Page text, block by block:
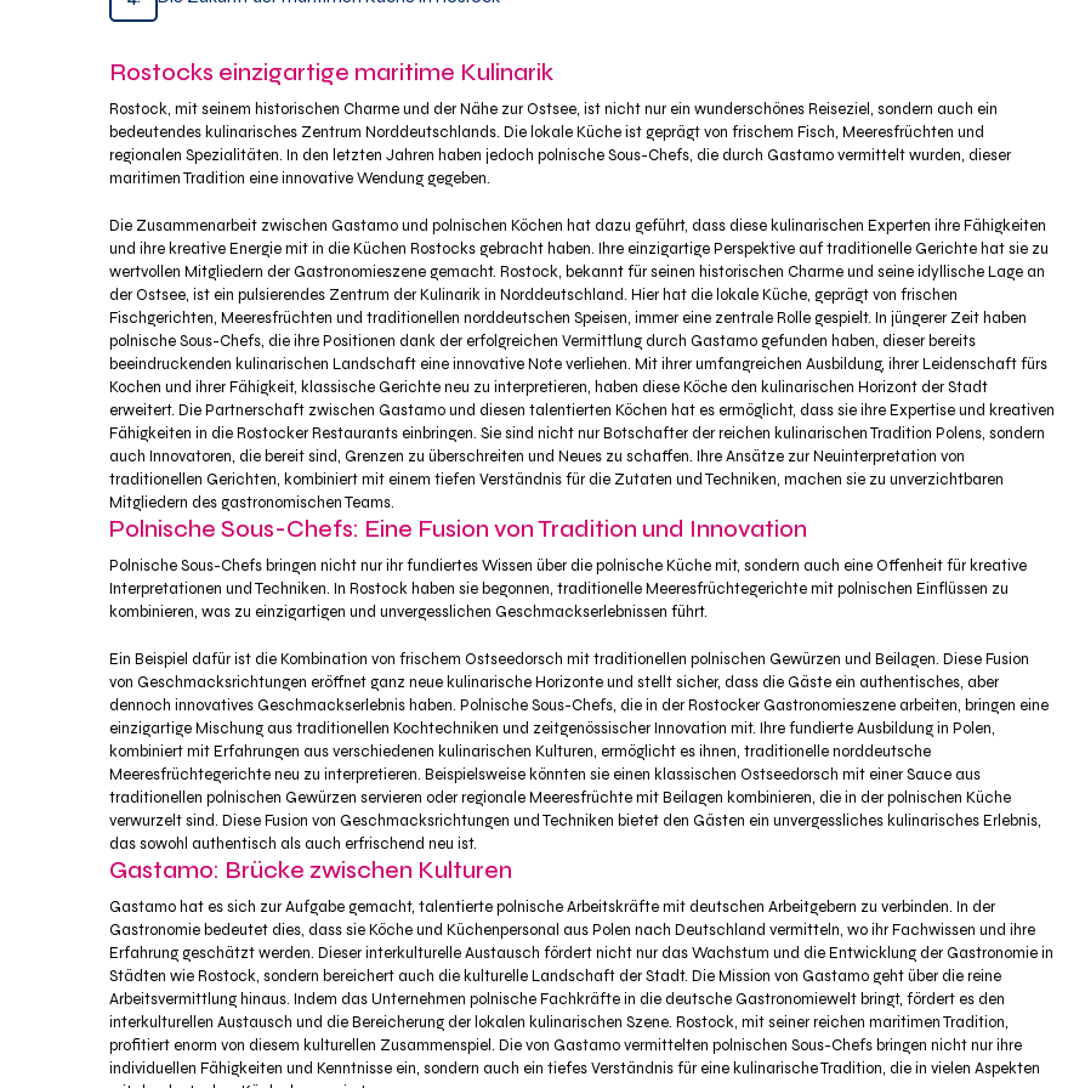
Rostocks einzigartige maritime Kulinarik
Rostock, mit seinem historischen Charme und der Nähe zur Ostsee, ist nicht nur ein wunderschönes Reiseziel, sondern auch ein
bedeutendes kulinarisches Zentrum Norddeutschlands. Die lokale Küche ist geprägt von frischem Fisch, Meeresfrüchten und
regionalen Spezialitäten. In den letzten Jahren haben jedoch polnische Sous-Chefs, die durch Gastamo vermittelt wurden, dieser
maritimen Tradition eine innovative Wendung gegeben.
Die Zusammenarbeit zwischen Gastamo und polnischen Köchen hat dazu geführt, dass diese kulinarischen Experten ihre Fähigkeiten
und ihre kreative Energie mit in die Küchen Rostocks gebracht haben. Ihre einzigartige Perspektive auf traditionelle Gerichte hat sie zu
wertvollen Mitgliedern der Gastronomieszene gemacht. Rostock, bekannt für seinen historischen Charme und seine idyllische Lage an
der Ostsee, ist ein pulsierendes Zentrum der Kulinarik in Norddeutschland. Hier hat die lokale Küche, geprägt von frischen
Fischgerichten, Meeresfrüchten und traditionellen norddeutschen Speisen, immer eine zentrale Rolle gespielt. In jüngerer Zeit haben
polnische Sous-Chefs, die ihre Positionen dank der erfolgreichen Vermittlung durch Gastamo gefunden haben, dieser bereits
beeindruckenden kulinarischen Landschaft eine innovative Note verliehen. Mit ihrer umfangreichen Ausbildung, ihrer Leidenschaft fürs
Kochen und ihrer Fähigkeit, klassische Gerichte neu zu interpretieren, haben diese Köche den kulinarischen Horizont der Stadt
erweitert. Die Partnerschaft zwischen Gastamo und diesen talentierten Köchen hat es ermöglicht, dass sie ihre Expertise und kreativen
Fähigkeiten in die Rostocker Restaurants einbringen. Sie sind nicht nur Botschafter der reichen kulinarischen Tradition Polens, sondern
auch Innovatoren, die bereit sind, Grenzen zu überschreiten und Neues zu schaffen. Ihre Ansätze zur Neuinterpretation von
traditionellen Gerichten, kombiniert mit einem tiefen Verständnis für die Zutaten und Techniken, machen sie zu unverzichtbaren
Mitgliedern des gastronomischen Teams.
Polnische Sous-Chefs: Eine Fusion von Tradition und Innovation
Polnische Sous-Chefs bringen nicht nur ihr fundiertes Wissen über die polnische Küche mit, sondern auch eine Offenheit für kreative
Interpretationen und Techniken. In Rostock haben sie begonnen, traditionelle Meeresfrüchtegerichte mit polnischen Einflüssen zu
kombinieren, was zu einzigartigen und unvergesslichen Geschmackserlebnissen führt.
Ein Beispiel dafür ist die Kombination von frischem Ostseedorsch mit traditionellen polnischen Gewürzen und Beilagen. Diese Fusion
von Geschmacksrichtungen eröffnet ganz neue kulinarische Horizonte und stellt sicher, dass die Gäste ein authentisches, aber
dennoch innovatives Geschmackserlebnis haben. Polnische Sous-Chefs, die in der Rostocker Gastronomieszene arbeiten, bringen eine
einzigartige Mischung aus traditionellen Kochtechniken und zeitgenössischer Innovation mit. Ihre fundierte Ausbildung in Polen,
kombiniert mit Erfahrungen aus verschiedenen kulinarischen Kulturen, ermöglicht es ihnen, traditionelle norddeutsche
Meeresfrüchtegerichte neu zu interpretieren. Beispielsweise könnten sie einen klassischen Ostseedorsch mit einer Sauce aus
traditionellen polnischen Gewürzen servieren oder regionale Meeresfrüchte mit Beilagen kombinieren, die in der polnischen Küche
verwurzelt sind. Diese Fusion von Geschmacksrichtungen und Techniken bietet den Gästen ein unvergessliches kulinarisches Erlebnis,
das sowohl authentisch als auch erfrischend neu ist.
Gastamo: Brücke zwischen Kulturen
Gastamo hat es sich zur Aufgabe gemacht, talentierte polnische Arbeitskräfte mit deutschen Arbeitgebern zu verbinden. In der
Gastronomie bedeutet dies, dass sie Köche und Küchenpersonal aus Polen nach Deutschland vermitteln, wo ihr Fachwissen und ihre
Erfahrung geschätzt werden. Dieser interkulturelle Austausch fördert nicht nur das Wachstum und die Entwicklung der Gastronomie in
Städten wie Rostock, sondern bereichert auch die kulturelle Landschaft der Stadt. Die Mission von Gastamo geht über die reine
Arbeitsvermittlung hinaus. Indem das Unternehmen polnische Fachkräfte in die deutsche Gastronomiewelt bringt, fördert es den
interkulturellen Austausch und die Bereicherung der lokalen kulinarischen Szene. Rostock, mit seiner reichen maritimen Tradition,
profitiert enorm von diesem kulturellen Zusammenspiel. Die von Gastamo vermittelten polnischen Sous-Chefs bringen nicht nur ihre
individuellen Fähigkeiten und Kenntnisse ein, sondern auch ein tiefes Verständnis für eine kulinarische Tradition, die in vielen Aspekten